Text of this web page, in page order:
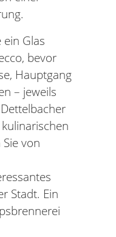
Glas
bevor
Hauptgang
– jeweils
von
Stadt. Ein